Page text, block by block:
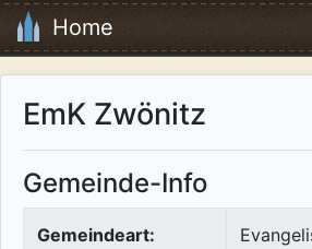
Home
EmK Zwönitz
Gemeinde-Info
Gemeindeart: